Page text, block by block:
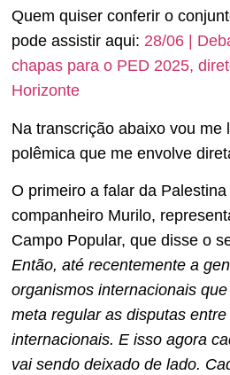
Quem quiser conferir o
pode assistir aqui: 28/06 |
chapas para o PED 2025,
Horizonte
Na transcrição abaixo vou me
polêmica que me envolve
O primeiro a falar da
companheiro Murilo,
Campo Popular, que disse o
Então, até recentemente a
organismos internacionais
meta regular as disputas
internacionais. E isso agora
vai sendo deixado de lado.